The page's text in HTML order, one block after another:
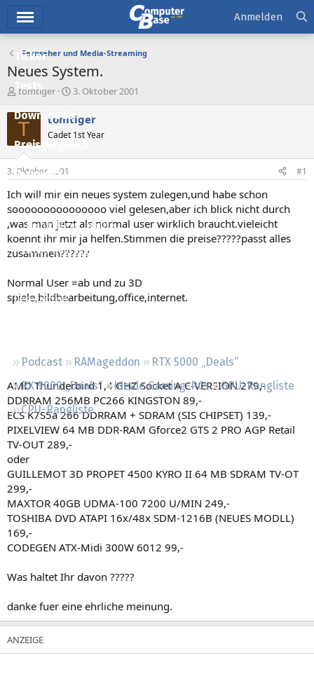
Ticker
Tests
Downloads
Preisvergleich
Forum
Aktuelles
Empfohlene Inhalte
Neue Beiträge
Leserartikel
Podcast RAMageddon
RTX 5000 „Deals“
RX 9000 „Deals“
Ideale Gaming-PCs
GPU-Rangliste
CPU-Rangliste
Anmelden
Fernseher und Media-Streaming
Neues System.
E
s
t
e
l
e
r
tomtiger
E
s
e
t
a
3. Oktober 2001
T tomtiger
Cadet 1st Year
3. Oktober 2001 #1
Ich will mir ein neues system zulegen,und habe schon
sooooooooooooooo viel gelesen,aber ich blick nicht durch
,was man jetzt als normal user wirklich braucht.vieleicht
koennt ihr mir ja helfen.Stimmen die preise?????passt alles
zusammen??????
Normal User =ab und zu 3D
spiele,bildbearbeitung,office,internet.
AMD Thunderbird 1,4 GHZ Socket A C-VERSION 279,-
DDRRAM 256MB PC266 KINGSTON 89,-
ECS K7S5a 266 DDRRAM + SDRAM (SIS CHIPSET) 139,-
PIXELVIEW 64 MB DDR-RAM Gforce2 GTS 2 PRO AGP Retail
TV-OUT 289,-
oder
GUILLEMOT 3D PROPET 4500 KYRO II 64 MB SDRAM TV-OT
299,-
MAXTOR 40GB UDMA-100 7200 U/MIN 249,-
TOSHIBA DVD ATAPI 16x/48x SDM-1216B (NEUES MODLL)
169,-
CODEGEN ATX-Midi 300W 6012 99,-
Was haltet Ihr davon ?????
danke fuer eine ehrliche meinung.